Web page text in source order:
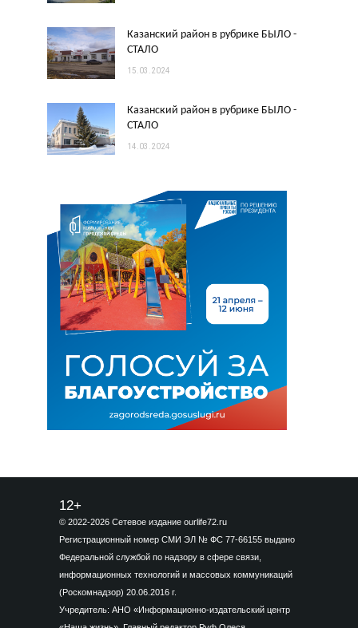
Казанский район в рубрике БЫЛО -
СТАЛО
15.03.2024
Казанский район в рубрике БЫЛО -
СТАЛО
14.03.2024
12+
© 2022-2026 Сетевое издание ourlife72.ru
Регистрационный номер СМИ ЭЛ № ФС 77-66155 выдано
Федеральной службой по надзору в сфере связи,
информационных технологий и массовых коммуникаций
(Роскомнадзор) 20.06.2016 г.
Учредитель: АНО «Информационно-издательский центр